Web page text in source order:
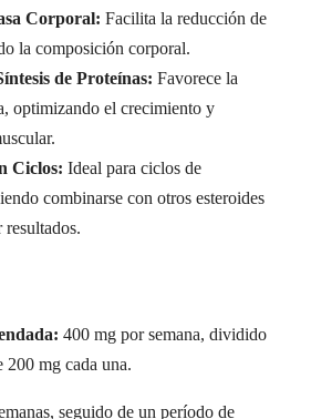
Corporal: Facilita la reducción de
la composición corporal.
de Proteínas: Favorece la
optimizando el crecimiento y
Ciclos: Ideal para ciclos de
combinarse con otros esteroides
400 mg por semana, dividido
200 mg cada una.
seguido de un período de